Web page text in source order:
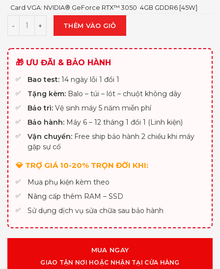
Card VGA: NVIDIA® GeForce RTX™ 3050 4GB GDDR6 [45W]
THÊM VÀO GIỎ
🎁 ƯU ĐÃI & BẢO HÀNH
Bao test: 14 ngày lỗi 1 đổi 1
Tặng kèm: Balo – túi – lót – chuột không dây
Bảo trì: Vệ sinh máy 5 năm miễn phí
Bảo hành: Máy 6 – 12 tháng 1 đổi 1 (Linh kiện)
Vận chuyển: Free ship bảo hành 2 chiều khi máy
gặp sự cố
💎 TRỢ GIÁ 10-20% TRỌN ĐỜI KHI:
Mua phụ kiện kèm theo
Nâng cấp thêm RAM – SSD
Sử dụng dịch vụ sửa chữa sau bảo hành
MUA NGAY
GIAO TẬN NƠI HOẶC NHẬN TẠI CỬA HÀNG